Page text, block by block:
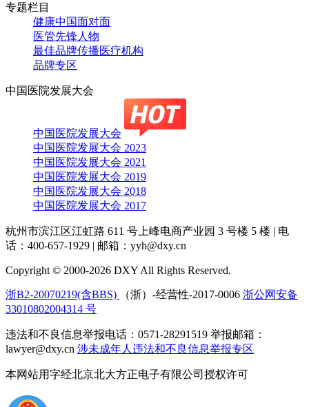
专题栏目
健康中国面对面
医管先锋人物
最佳品牌传播医疗机构
品牌专区
中国医院发展大会
中国医院发展大会
中国医院发展大会 2023
中国医院发展大会 2021
中国医院发展大会 2019
中国医院发展大会 2018
中国医院发展大会 2017
杭州市滨江区江虹路 611 号上峰电商产业园 3 号楼 5 楼 | 电
话：400-657-1929 | 邮箱：yyh@dxy.cn
Copyright © 2000-2026 DXY All Rights Reserved.
浙B2-20070219(含BBS) （浙）-经营性-2017-0006 浙公网安备
33010802004314 号
违法和不良信息举报电话：0571-28291519 举报邮箱：
lawyer@dxy.cn 涉未成年人违法和不良信息举报专区
本网站用字经北京北大方正电子有限公司授权许可